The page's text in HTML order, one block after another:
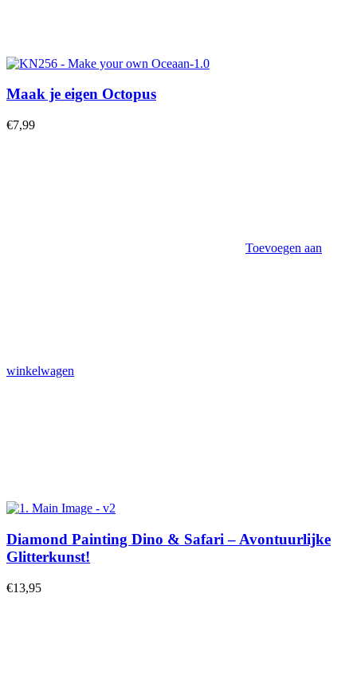
Maak je eigen Octopus
€7,99
Toevoegen aan
winkelwagen
Diamond Painting Dino & Safari – Avontuurlijke
Glitterkunst!
€13,95